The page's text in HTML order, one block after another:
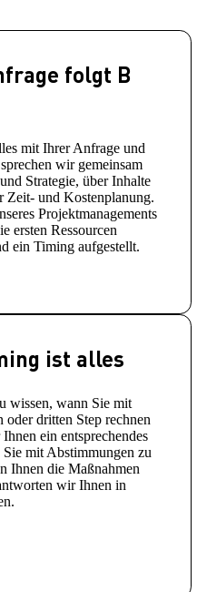
folgt B
mit Ihrer Anfrage und
wir gemeinsam
Strategie, über Inhalte
Zeit- und Kostenplanung.
Projektmanagements
ersten Ressourcen
ein Timing aufgestellt.
ist alles
wissen, wann Sie mit
oder dritten Step rechnen
ein entsprechendes
mit Abstimmungen zu
Ihnen die Maßnahmen
wir Ihnen in